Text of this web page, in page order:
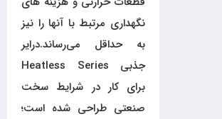
نگهداری مرتبط با آنها را نیز
به حداقل می‌رساند.درایر
جذبی Heatless Series
برای کار در شرایط سخت
صنعتی طراحی شده است؛